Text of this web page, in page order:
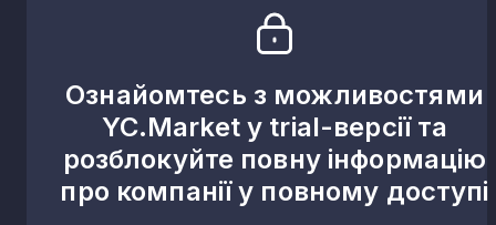
Ознайомтесь з можливостями
YC.Market у trial-версії та
розблокуйте повну інформацію
про компанії у повному доступі